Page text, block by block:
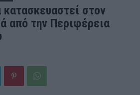
στον
από την Περιφέρεια